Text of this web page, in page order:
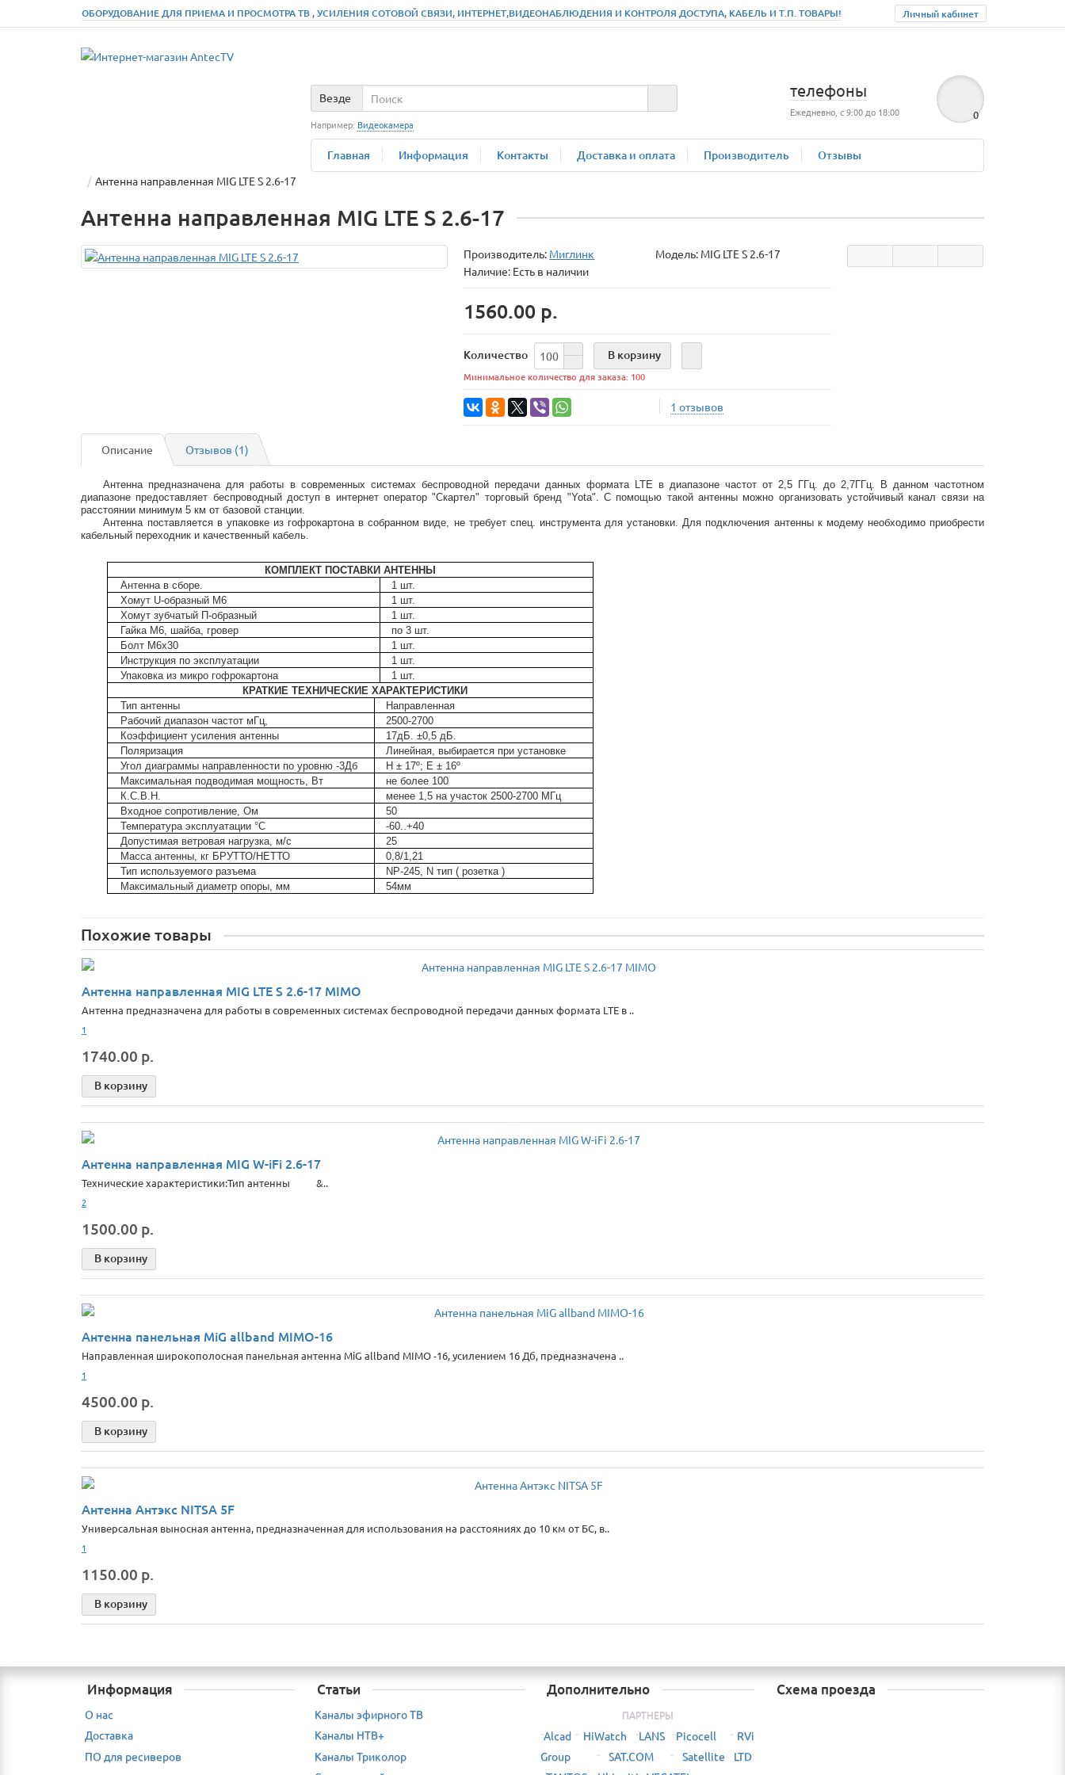
Личный кабинет
ОБОРУДОВАНИЕ ДЛЯ ПРИЕМА И ПРОСМОТРА ТВ , УСИЛЕНИЯ СОТОВОЙ СВЯЗИ, ИНТЕРНЕТ,ВИДЕОНАБЛЮДЕНИЯ И КОНТРОЛЯ ДОСТУПА, КАБЕЛЬ И Т.П. ТОВАРЫ!
телефоны
Ежедневно, с 9:00 до 18:00 0
Везде
Например: Видеокамера
Главная Информация Контакты Доставка и оплата Производитель Отзывы
Антенна направленная MIG LTE S 2.6-17
Антенна направленная MIG LTE S 2.6-17
Производитель: Миглинк Модель: MIG LTE S 2.6-17
Наличие: Есть в наличии
1560.00 р.
Количество В корзину
Минимальное количество для заказа: 100
1 отзывов
Описание Отзывов (1)
Антенна предназначена для работы в современных системах беспроводной передачи данных формата LTE в диапазоне частот от 2,5 ГГц. до 2,7ГГц.
В данном частотном
диапазоне предоставляет беспроводный доступ в интернет оператор "Скартел" торговый бренд "Yota". С помощью такой антенны можно организовать устойчивый канал связи на
расстоянии минимум 5 км от базовой станции.
Антенна поставляется в упаковке из гофрокартона в coбранном виде, не требует спец. инструмента для установки.Для подключения антенны к модему необходимо приобрести
кабельный переходник и качественный кабель.
КОМПЛЕКТ ПОСТАВКИ АНТЕННЫ
Антенна в сборе.
1 шт.
Хомут U-образный М6
1 шт.
Хомут зубчатый П-образный
1 шт.
Гайка М6, шайба, гровер
по 3 шт.
Болт М6х30
1 шт.
Инструкция по эксплуатации
1 шт.
Упаковка из микро гофрокартона
1 шт.
КРАТКИЕ ТЕХНИЧЕСКИЕ ХАРАКТЕРИСТИКИ
Тип антенны
Направленная
Рабочий диапазон частот мГц,
2500-2700
Коэффициент усиления антенны
17дБ. ±0,5 дБ.
Поляризация
Линейная, выбирается при установке
Угол диаграммы направленности по уровню -3Дб
H ± 17º; E ± 16º
Максимальная подводимая мощность, Вт
не более 100
К.С.В.Н.
менее 1,5 на участок 2500-2700 МГц
Входное сопротивление, Ом
50
Температура эксплуатации °С
-60..+40
Допустимая ветровая нагрузка, м/с
25
Масса антенны, кг БРУТТО/НЕТТО
0,8/1,21
Тип используемого разъема
NP-245, N тип ( розетка )
Максимальный диаметр опоры, мм
54мм
Похожие товары
Антенна направленная MIG LTE S 2.6-17 MIMO
Антенна предназначена для работы в современных системах беспроводной передачи данных формата LTE в ..
1
1740.00 р.
В корзину
Антенна направленная MIG W-iFi 2.6-17
Техничeские характеристики:Тип антенны &..
2
1500.00 р.
В корзину
Антенна панельная MiG allband MIMO-16
Направленная широкополосная панельная антенна MiG allband MIMO -16, усилением 16 Дб, предназначена ..
1
4500.00 р.
В корзину
Антенна Антэкс NITSA 5F
Универсальная выносная антенна, предназначенная для использования на расстояниях до 10 км от БС, в..
1
1150.00 р.
В корзину
Информация
О нас
Доставка
ПО для ресиверов
Статьи
Каналы эфирного ТВ
Каналы НТВ+
Каналы Триколор
Дополнительно
ПАРТНЕРЫ
¨Alcad ¨ HiWatch ¨LANS ¨Picocell ¨ RVi
Group
¨ SAT.COM ¨ Satellite LTD
Схема проезда